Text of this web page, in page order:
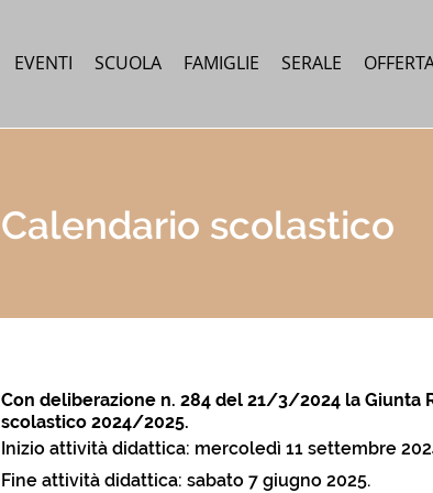
EVENTI SCUOLA FAMIGLIE SERALE
Calendario scolastico
Con deliberazione n. 284 del 21/3/2024 la Giunta
scolastico 2024/2025.
Inizio attività didattica: mercoledì 11 settembre
Fine attività didattica: sabato 7 giugno 2025.